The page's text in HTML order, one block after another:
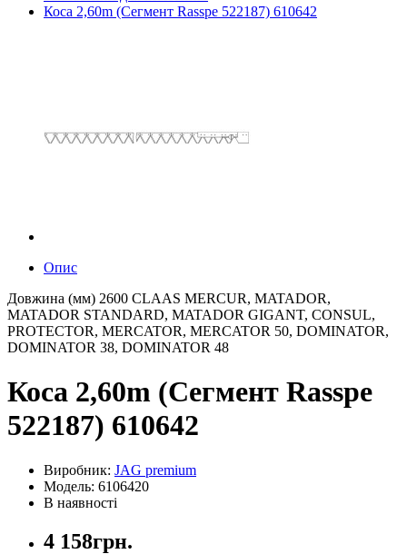
Коса 2,60m (Сегмент Rasspe 522187) 610642
Опис
Довжина (мм) 2600 CLAAS MERCUR, MATADOR,
MATADOR STANDARD, MATADOR GIGANT, CONSUL,
PROTECTOR, MERCATOR, MERCATOR 50, DOMINATOR,
DOMINATOR 38, DOMINATOR 48
Коса 2,60m (Сегмент Rasspe
522187) 610642
Виробник: JAG premium
Модель: 6106420
В наявності
4 158грн.